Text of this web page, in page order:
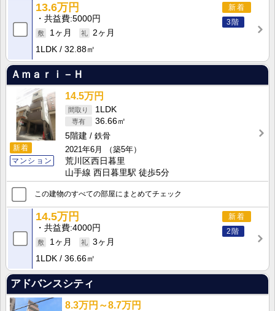
新着
3階
13.6万円
共益費 5000円
1ヶ月
2ヶ月
1LDK
32.88㎡
Ａｍａｒｉ－Ｈ
新着
マンション
14.5万円
1LDK
36.66㎡
5階建
鉄骨
2021年6月
（築5年）
荒川区西日暮里
山手線 西日暮里駅 徒歩5分
この建物のすべての部屋にまとめてチェック
新着
2階
14.5万円
共益費 4000円
1ヶ月
3ヶ月
1LDK
36.66㎡
アドバンスシティ
8.3万円～8.7万円